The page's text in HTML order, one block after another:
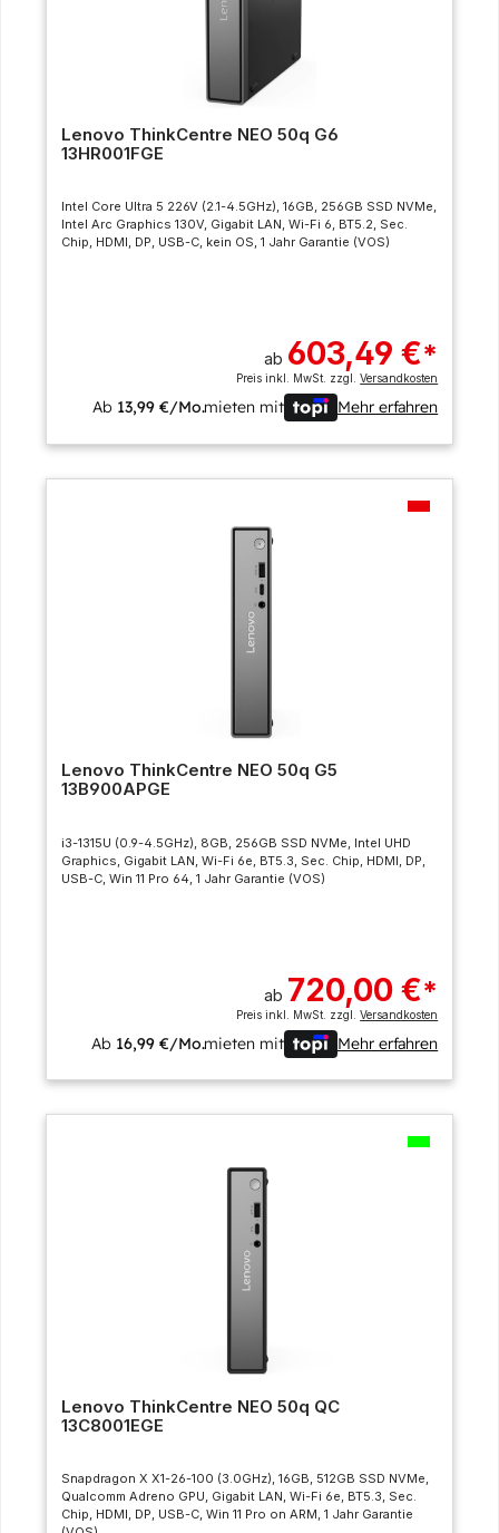
Lenovo ThinkCentre NEO 50q G6
13HR001FGE
Intel Core Ultra 5 226V (2.1-4.5GHz), 16GB, 256GB SSD NVMe,
Intel Arc Graphics 130V, Gigabit LAN, Wi-Fi 6, BT5.2, Sec.
Chip, HDMI, DP, USB-C, kein OS, 1 Jahr Garantie (VOS)
ab 603,49 €*
Preis inkl. MwSt. zzgl.Versandkosten
Ab 13,99 €/Mo.mieten mit Mehr erfahren
Lenovo ThinkCentre NEO 50q G5
13B900APGE
i3-1315U (0.9-4.5GHz), 8GB, 256GB SSD NVMe, Intel UHD
Graphics, Gigabit LAN, Wi-Fi 6e, BT5.3, Sec. Chip, HDMI, DP,
USB-C, Win 11 Pro 64, 1 Jahr Garantie (VOS)
ab 720,00 €*
Preis inkl. MwSt. zzgl.Versandkosten
Ab 16,99 €/Mo.mieten mit Mehr erfahren
Lenovo ThinkCentre NEO 50q QC
13C8001EGE
Snapdragon X X1-26-100 (3.0GHz), 16GB, 512GB SSD NVMe,
Qualcomm Adreno GPU, Gigabit LAN, Wi-Fi 6e, BT5.3, Sec.
Chip, HDMI, DP, USB-C, Win 11 Pro on ARM, 1 Jahr Garantie